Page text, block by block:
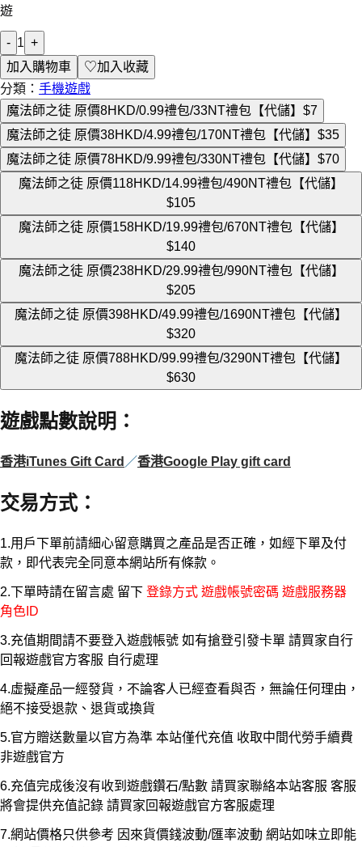
遊
- 1 +
加入購物車
♡加入收藏
分類： 手機遊戲
魔法師之徒 原價8HKD/0.99禮包/33NT禮包【代儲】 $7
魔法師之徒 原價38HKD/4.99禮包/170NT禮包【代儲】 $35
魔法師之徒 原價78HKD/9.99禮包/330NT禮包【代儲】 $70
魔法師之徒 原價118HKD/14.99禮包/490NT禮包【代儲】
$105
魔法師之徒 原價158HKD/19.99禮包/670NT禮包【代儲】
$140
魔法師之徒 原價238HKD/29.99禮包/990NT禮包【代儲】
$205
魔法師之徒 原價398HKD/49.99禮包/1690NT禮包【代儲】
$320
魔法師之徒 原價788HKD/99.99禮包/3290NT禮包【代儲】
$630
遊戲點數說明 ：
香港iTunes Gift Card ／香港Google Play gift card
交易方式：
1.用戶下單前請細心留意購買之產品是否正確，如經下單及付
款，即代表完全同意本網站所有條款。
2.下單時請在留言處 留下 登錄方式 遊戲帳號密碼 遊戲服務器
角色ID
3.充值期間請不要登入遊戲帳號 如有搶登引發卡單 請買家自行
回報遊戲官方客服 自行處理
4.虛擬產品一經發貨，不論客人已經查看與否，無論任何理由，
絕不接受退款、退貨或換貨
5.官方贈送數量以官方為準 本站僅代充值 收取中間代勞手續費
非遊戲官方
6.充值完成後沒有收到遊戲鑽石/點數 請買家聯絡本站客服 客服
將會提供充值記錄 請買家回報遊戲官方客服處理
7.網站價格只供參考 因來貨價錢波動/匯率波動 網站如味立即能